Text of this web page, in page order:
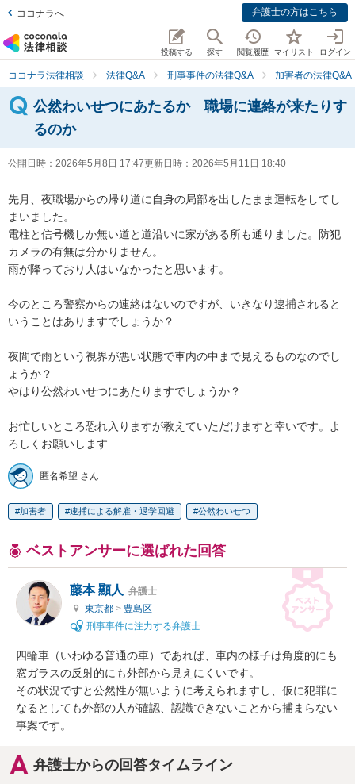
ココナラへ 弁護士の方はこちら
投稿する 探す 閲覧履歴 マイリスト ログイン
ココナラ法律相談 法律Q&A 刑事事件の法律Q&A 加害者の法律Q&A
公然わいせつにあたるか 職場に連絡が来たりす
るのか
公開日時： 2026年5月8日 17:47更新日時： 2026年5月11日 18:40
先月、夜職場からの帰り道に自身の局部を出したまま運転をしてし
まいました。
電柱と信号機しか無い道と道沿いに家がある所も通りました。防犯
カメラの有無は分かりません。
雨が降っており人はいなかったと思います。
今のところ警察からの連絡はないのですが、いきなり逮捕されると
いうことはありますでしょうか？
夜間で雨という視界が悪い状態で車内の中まで見えるものなのでし
ょうか？
やはり公然わいせつにあたりますでしょうか？
お忙しいところ恐れ入りますが教えていただけますと幸いです。よ
ろしくお願いします
匿名希望 さん
加害者 逮捕による解雇・退学回避 公然わいせつ
ベストアンサーに選ばれた回答
藤本 顯人 弁護士
東京都 > 豊島区
刑事事件に注力する弁護士
四輪車（いわゆる普通の車）であれば、車内の様子は角度的にも
窓ガラスの反射的にも外部から見えにくいです。
その状況ですと公然性が無いように考えられますし、仮に犯罪に
なるとしても外部の人が確認、認識できないことから捕まらない
事案です。
弁護士からの回答タイムライン